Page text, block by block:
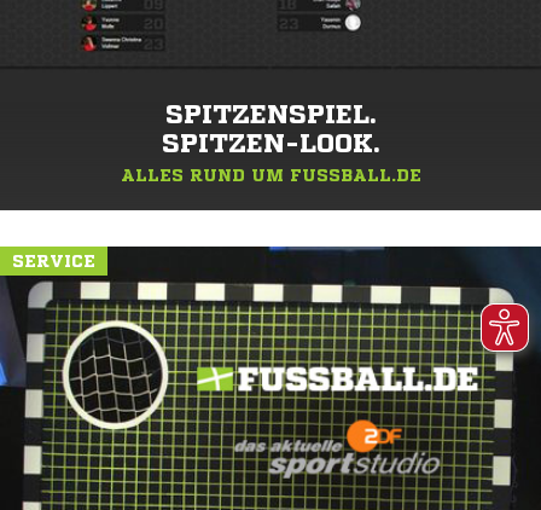
SPITZENSPIEL.
SPITZEN-LOOK.
ALLES RUND UM FUSSBALL.DE
SERVICE